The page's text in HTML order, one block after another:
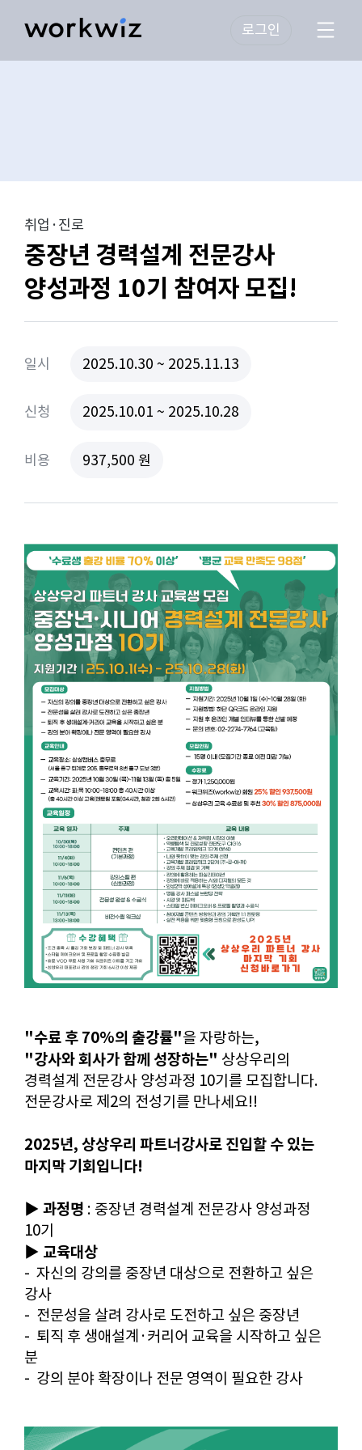
로그인
취업·진로
중장년 경력설계 전문강사
양성과정 10기 참여자 모집!
일시 2025.10.30 ~ 2025.11.13
신청 2025.10.01 ~ 2025.10.28
비용 937,500 원
"수료 후 70%의 출강률"​을 자랑하는,
"강사와 회사가 함께 성장하는" 상상우리의
경력설계 전문강사 양성과정 10기를 모집합니다.
전문강사로 제2의 전성기를 만나세요!!
2025년, 상상우리 파트너강사로 진입할 수 있는
마지막 기회입니다!
▶ 과정명 : 중장년 경력설계 전문강사 양성과정
10기
▶ 교육대상
- 자신의 강의를 중장년 대상으로 전환하고 싶은
강사
- 전문성을 살려 강사로 도전하고 싶은 중장년
- 퇴직 후 생애설계·커리어 교육을 시작하고 싶은
분
- 강의 분야 확장이나 전문 영역이 필요한 강사